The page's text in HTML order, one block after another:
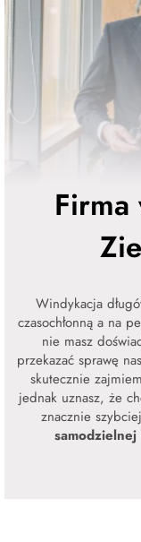
Windykacja
czasochłonną a na
nie masz
przekazać sprawę
skutecznie
jednak uznasz, że
znacznie